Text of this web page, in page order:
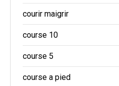
courir maigrir
course 10
course 5
course a pied